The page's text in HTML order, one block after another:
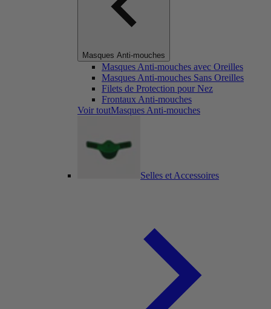
Masques Anti-mouches
Masques Anti-mouches avec Oreilles
Masques Anti-mouches Sans Oreilles
Filets de Protection pour Nez
Frontaux Anti-mouches
Voir toutMasques Anti-mouches
Selles et Accessoires